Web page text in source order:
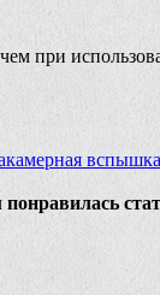
при
вспышка